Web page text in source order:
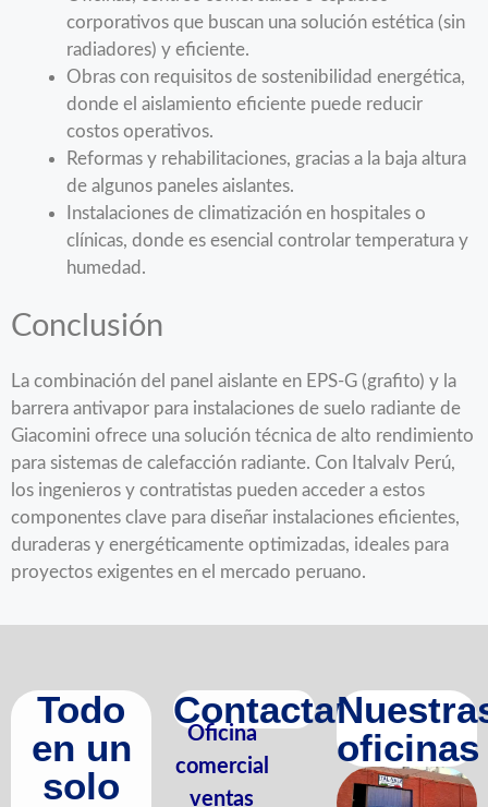
corporativos que buscan una solución estética (sin
radiadores) y eficiente.
Obras con requisitos de sostenibilidad energética,
donde el aislamiento eficiente puede reducir
costos operativos.
Reformas y rehabilitaciones, gracias a la baja altura
de algunos paneles aislantes.
Instalaciones de climatización en hospitales o
clínicas, donde es esencial controlar temperatura y
humedad.
Conclusión
La combinación del panel aislante en EPS-G (grafito) y la
barrera antivapor para instalaciones de suelo radiante de
Giacomini ofrece una solución técnica de alto rendimiento
para sistemas de calefacción radiante. Con Italvalv Perú,
los ingenieros y contratistas pueden acceder a estos
componentes clave para diseñar instalaciones eficientes,
duraderas y energéticamente optimizadas, ideales para
proyectos exigentes en el mercado peruano.
Todo
en un
solo
Contactanos
Oficina
comercial
ventas
oficinas